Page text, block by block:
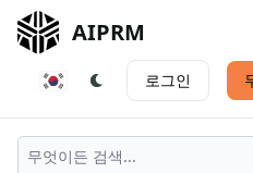
AIPRM
로그인